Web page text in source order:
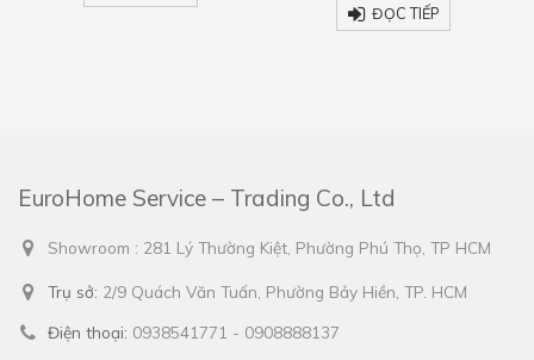
ĐỌC TIẾP
EuroHome Service – Trading Co., Ltd
Showroom : 281 Lý Thường Kiệt, Phường Phú Thọ, TP HCM
Trụ sở: 2/9 Quách Văn Tuấn, Phường Bảy Hiền, TP. HCM
Điện thoại: 0938541771 - 0908888137